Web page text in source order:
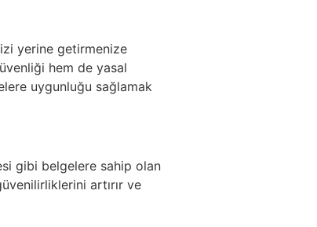
yerine getirmenize
hem de yasal
uygunluğu sağlamak
gibi belgelere sahip olan
artırır ve